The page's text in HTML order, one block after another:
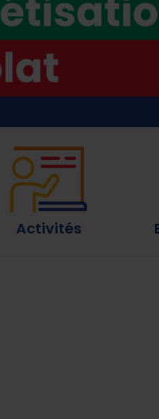
Activités